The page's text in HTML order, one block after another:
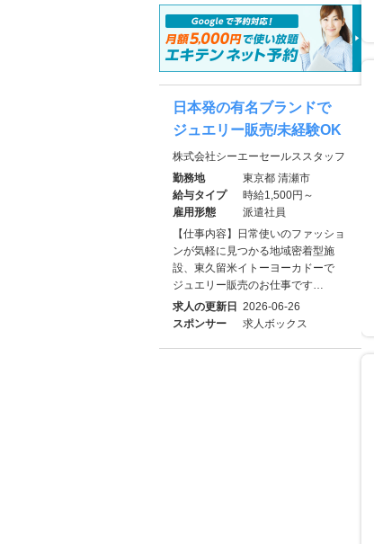
日本発の有名ブランドで
ジュエリー販売/未経験OK
株式会社シーエーセールススタッフ
勤務地
東京都 清瀬市
給与タイプ
時給1,500円～
雇用形態
派遣社員
【仕事内容】日常使いのファッショ
ンが気軽に見つかる地域密着型施
設、東久留米イトーヨーカドーで
ジュエリー販売のお仕事です…
求人の更新日
2026-06-26
スポンサー
求人ボックス